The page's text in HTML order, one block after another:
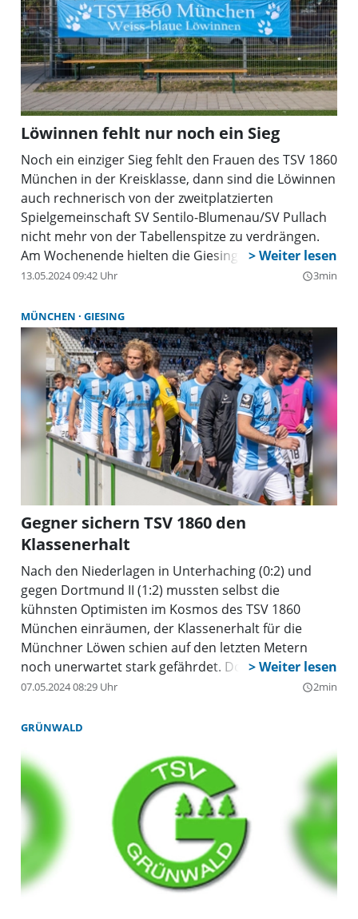
Löwinnen fehlt nur noch ein Sieg
Noch ein einziger Sieg fehlt den Frauen des TSV 1860
München in der Kreisklasse, dann sind die Löwinnen
auch rechnerisch von der zweitplatzierten
Spielgemeinschaft SV Sentilo-Blumenau/SV Pullach
nicht mehr von der Tabellenspitze zu verdrängen.
Am Wochenende hielten die Giesingerinnen mit
einem 5:1 (5:0)-Heimerfolg den drittplatzierten TSV
Tabellenvierten FC Fasanerie-Nord soll am
kommenden Sonntag, den 19. Mai, um 11 Uhr
zuhause in Obergiesing der Titelgewinn erfolgen.
13.05.2024 09:42 Uhr query_builder3min
MÜNCHEN GIESING
Gegner sichern TSV 1860 den
Klassenerhalt
Nach den Niederlagen in Unterhaching (0:2) und
gegen Dortmund II (1:2) mussten selbst die
kühnsten Optimisten im Kosmos des TSV 1860
München einräumen, der Klassenerhalt für die
Münchner Löwen schien auf den letzten Metern
noch unerwartet stark gefährdet. Doch die
Konkurrenten im Tabellenkeller wussten die
sich zu nutzen. Zwei Spieltage vor Saisonschluss
Tabelle noch immer fünf Punkte auf den ersten
Abstiegsplatz.
07.05.2024 08:29 Uhr query_builder2min
GRÜNWALD